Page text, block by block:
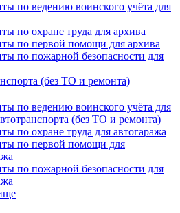
по ведению воинского учёта для
по охране труда для архива
по первой помощи для архива
по пожарной безопасности для
(без ТО и ремонта)
по ведению воинского учёта для
(без ТО и ремонта)
по охране труда для автогаража
по первой помощи для
по пожарной безопасности для